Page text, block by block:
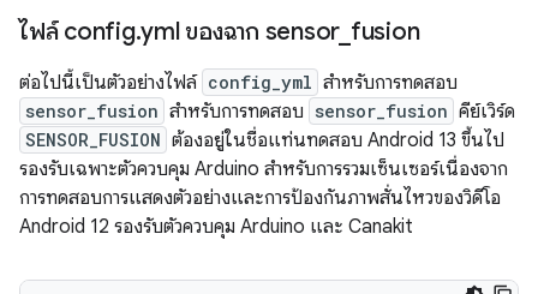
ไฟล์ config.yml ของฉาก sensor_ fusion
ต่อไปนี้เป็นตัวอย่างไฟล์ config_yml สำหรับการทดสอบ
sensor_fusion สำหรับการทดสอบ sensor_fusion คีย์เวิร์ด
SENSOR_FUSION ต้องอยู่ในชื่อแท่นทดสอบ Android 13 ขึ้นไป
รองรับเฉพาะตัวควบคุม Arduino สำหรับการรวมเซ็นเซอร์เนื่องจาก
การทดสอบการแสดงตัวอย่างและการป้องกันภาพสั่นไหวของวิดีโอ
Android 12 รองรับตัวควบคุม Arduino และ Canakit